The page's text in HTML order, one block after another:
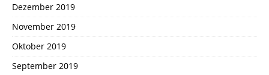
Dezember 2019
November 2019
Oktober 2019
September 2019